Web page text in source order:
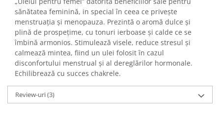
sănătatea feminină, in special în ceea ce privește
menstruația și menopauza. Prezintă o aromă dulce și
plină de prospețime, cu tonuri ierboase și calde ce se
îmbină armonios. Stimulează visele, reduce stresul și
calmează mintea, fiind un ulei folosit în cazul
disconfortului menstrual și al dereglărilor hormonale.
Echilibrează cu succes chakrele.
Review-uri(3)